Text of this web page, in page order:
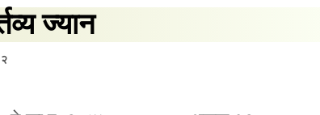
ज्यान